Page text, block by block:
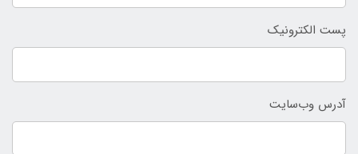
پست الکترونیک
آدرس وب‌سایت